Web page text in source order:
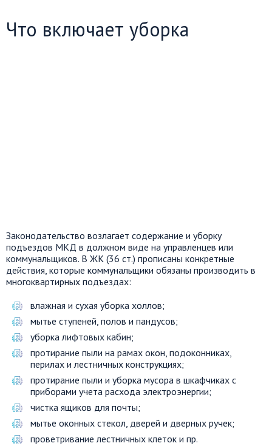
Что включает уборка
Законодательство возлагает содержание и уборку
подъездов МКД в должном виде на управленцев или
коммунальщиков. В ЖК (36 ст.) прописаны конкретные
действия, которые коммунальщики обязаны производить в
многоквартирных подъездах:
влажная и сухая уборка холлов;
мытье ступеней, полов и пандусов;
уборка лифтовых кабин;
протирание пыли на рамах окон, подоконниках,
перилах и лестничных конструкциях;
протирание пыли и уборка мусора в шкафчиках с
приборами учета расхода электроэнергии;
чистка ящиков для почты;
мытье оконных стекол, дверей и дверных ручек;
проветривание лестничных клеток и пр.